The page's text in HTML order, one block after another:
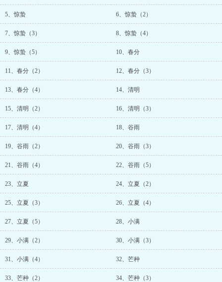
5、惊蛰 6、惊蛰（2）
7、惊蛰（3） 8、惊蛰（4）
9、惊蛰（5） 10、春分
11、春分（2） 12、春分（3）
13、春分（4） 14、清明
15、清明（2） 16、清明（3）
17、清明（4） 18、谷雨
19、谷雨（2） 20、谷雨（3）
21、谷雨（4） 22、谷雨（5）
23、立夏 24、立夏（2）
25、立夏（3） 26、立夏（4）
27、立夏（5） 28、小满
29、小满（2） 30、小满（3）
31、小满（4） 32、芒种
33、芒种（2） 34、芒种（3）